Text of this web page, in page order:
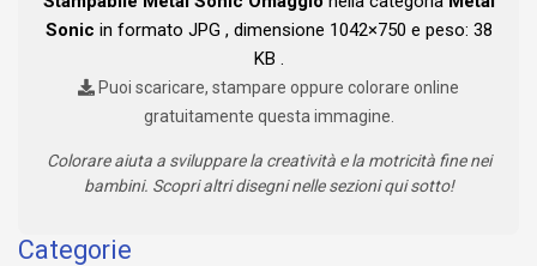
Sonic in formato JPG , dimensione 1042×750 e peso: 38
KB .
Puoi scaricare, stampare oppure colorare online
gratuitamente questa immagine.
Colorare aiuta a sviluppare la creatività e la motricità fine nei
bambini. Scopri altri disegni nelle sezioni qui sotto!
Categorie